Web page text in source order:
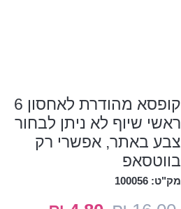
קופסא מהודרת לאחסון 6
ראשי שיוף לא ניתן לבחור
צבע באתר, אפשרי רק
בווטסאפ
מק"ט: 100056